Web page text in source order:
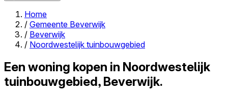
Close menu
Zelf kopen
Home
/ Gemeente Beverwijk
/ Beverwijk
/ Noordwestelijk tuinbouwgebied
Een woning kopen in Noordwestelijk
tuinbouwgebied, Beverwijk.